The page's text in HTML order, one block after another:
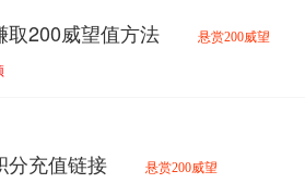
取200威望值方法 悬赏200威望
分充值链接 悬赏200威望